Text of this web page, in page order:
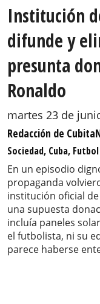
Institución
difunde y
presunta
Ronaldo
martes 23 de
Redacción de
Sociedad, Cuba, Futbol
En un episodio
propaganda
institución oficial
una supuesta
incluía paneles
el futbolista, ni su
parece haberse